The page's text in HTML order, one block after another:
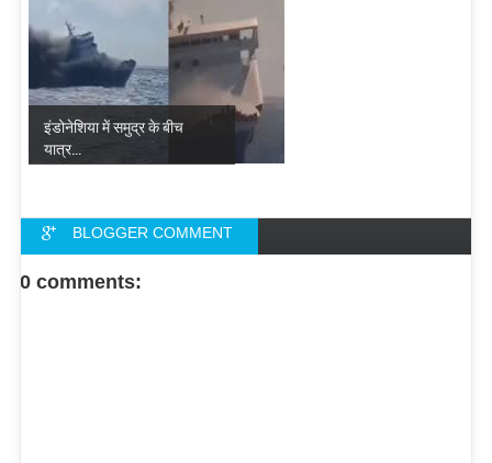
इंडोनेशिया में समुद्र के बीच
यात्र...
BLOGGER COMMENT
FACEBOOK COMMENT
0 comments: